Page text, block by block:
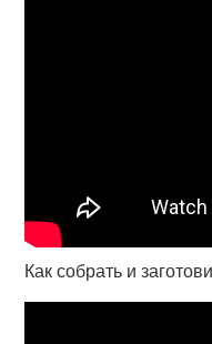
Как собрать и